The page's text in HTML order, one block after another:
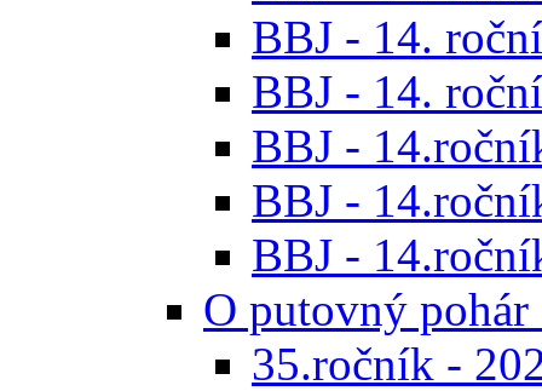
BBJ - 14.
BBJ - 14.
BBJ -
BBJ -
BBJ -
O putovný
35.ročník -